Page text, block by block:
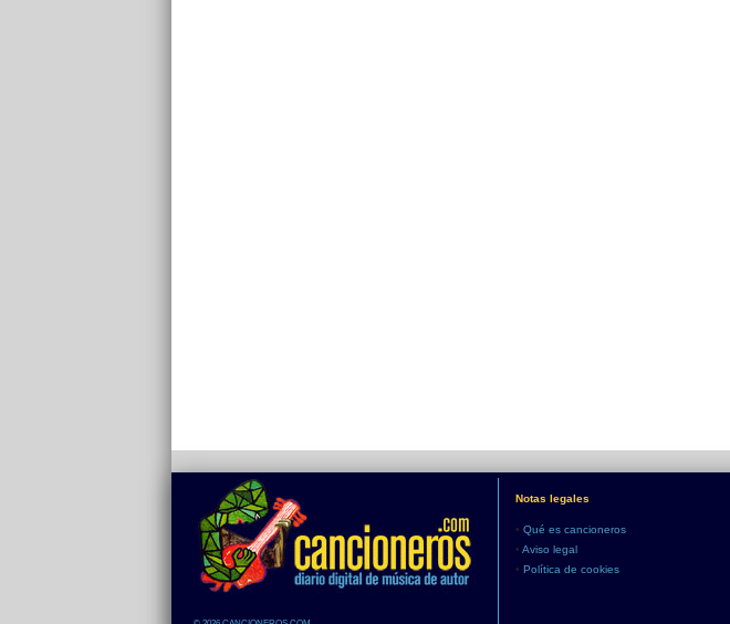
Notas legales
• Qué es cancioneros
• Aviso legal
• Política de cookies